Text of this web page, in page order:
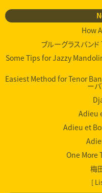
How
ブルーグラスバン
Some Tips for Jazzy Mandolin
Easiest Method for Tenor
ー
Adieu
Adieu et
One More
梅
[